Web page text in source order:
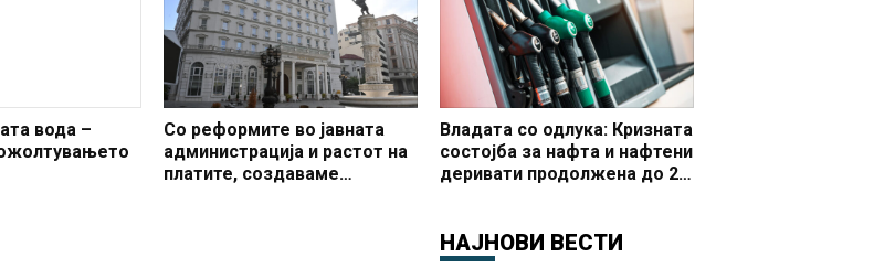
вода –
Со реформите во јавната
администрација и растот на
платите, создаваме
Владата со одлука: Кризната
состојба за нафта и нафтени
деривати продолжена до 20
НАЈНОВИ ВЕСТИ